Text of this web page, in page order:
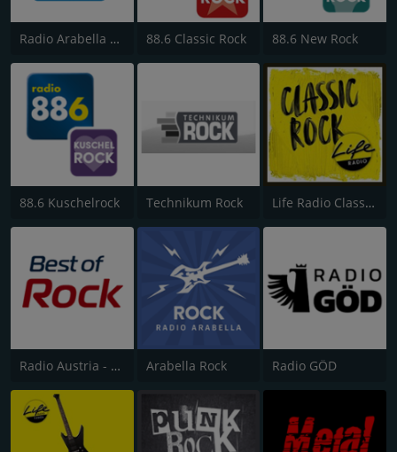
Radio Arabella Rock 88.6 Classic Rock 88.6 New Rock
88.6 Kuschelrock Technikum Rock Life Radio Classic Rock
Radio Austria - Best of Rock Arabella Rock Radio GÖD